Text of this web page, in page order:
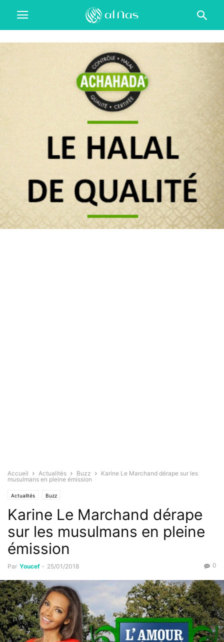
Accueil Actualités Buzz
Karine Le Marchand dérape sur les
musulmans en pleine émission
Actualités Buzz
Karine Le Marchand dérape
sur les musulmans en pleine
émission
Par Youcef - 25/01/2018 0